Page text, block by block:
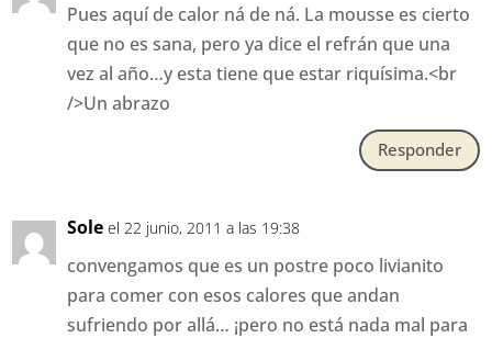
Pues aquí de calor ná de ná. La mousse es cierto
que no es sana, pero ya dice el refrán que una
vez al año…y esta tiene que estar riquísima.<br
/>Un abrazo
Responder
Sole el 22 junio, 2011 a las 19:38
convengamos que es un postre poco livianito
para comer con esos calores que andan
sufriendo por allá… ¡pero no está nada mal para